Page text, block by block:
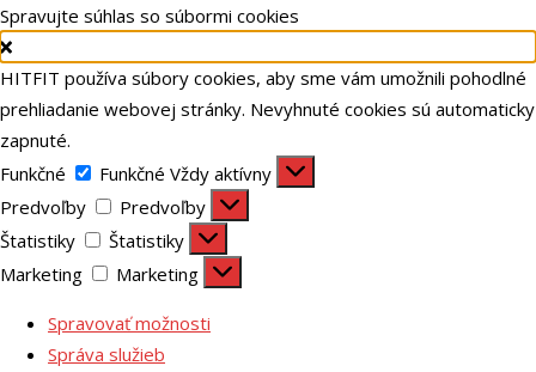
Spravujte súhlas so súbormi cookies
HITFIT používa súbory cookies, aby sme vám umožnili pohodlné
prehliadanie webovej stránky. Nevyhnuté cookies sú automaticky
zapnuté.
Funkčné
Funkčné Vždy aktívny
Predvoľby
Predvoľby
Štatistiky
Štatistiky
Marketing
Marketing
Spravovať možnosti
Správa služieb